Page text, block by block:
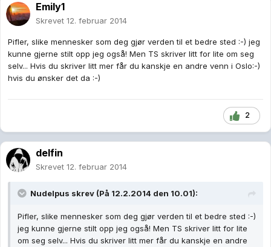
Emily1
Skrevet 12. februar 2014
Pifler, slike mennesker som deg gjør verden til et bedre sted :-) jeg
kunne gjerne stilt opp jeg også! Men TS skriver litt for lite om seg
selv... Hvis du skriver litt mer får du kanskje en andre venn i Oslo:-)
hvis du ønsker det da :-)
2
delfin
Skrevet 12. februar 2014
Nudelpus skrev (På 12.2.2014 den 10.01):
Pifler, slike mennesker som deg gjør verden til et bedre sted :-)
jeg kunne gjerne stilt opp jeg også! Men TS skriver litt for lite
om seg selv... Hvis du skriver litt mer får du kanskje en andre